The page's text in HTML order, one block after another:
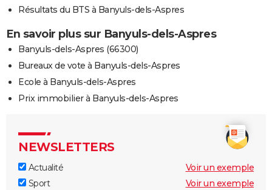
Résultats du BTS à Banyuls-dels-Aspres
En savoir plus sur Banyuls-dels-Aspres
Banyuls-dels-Aspres (66300)
Bureaux de vote à Banyuls-dels-Aspres
Ecole à Banyuls-dels-Aspres
Prix immobilier à Banyuls-dels-Aspres
NEWSLETTERS
Actualité
Voir un exemple
Sport
Voir un exemple